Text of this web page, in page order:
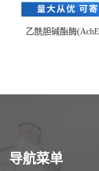
乙酰胆碱酯酶
导航菜单